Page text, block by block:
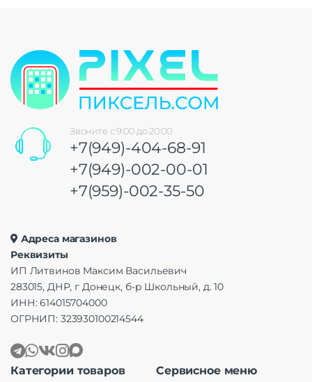
Звоните с 9:00 до 20:00
+7(949)-404-68-91
+7(949)-002-00-01
+7(959)-002-35-50
Адреса магазинов
Реквизиты
ИП Литвинов Максим Васильевич
283015, ДНР, г Донецк, б-р Школьный, д. 10
ИНН: 614015704000
ОГРНИП: 323930100214544
Категории товаров Сервисное меню